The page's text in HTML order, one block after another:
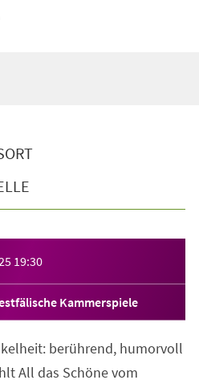
19:30
Kammerspiele
berührend, humorvoll
All das Schöne vom